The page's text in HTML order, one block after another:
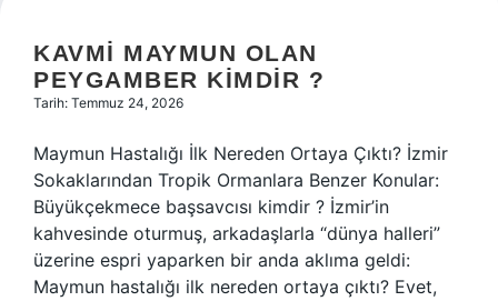
KAVMI MAYMUN OLAN
PEYGAMBER KIMDIR ?
Tarih: Temmuz 24, 2026
Maymun Hastalığı İlk Nereden Ortaya Çıktı? İzmir
Sokaklarından Tropik Ormanlara Benzer Konular:
Büyükçekmece başsavcısı kimdir ? İzmir’in
kahvesinde oturmuş, arkadaşlarla “dünya halleri”
üzerine espri yaparken bir anda aklıma geldi:
Maymun hastalığı ilk nereden ortaya çıktı? Evet,